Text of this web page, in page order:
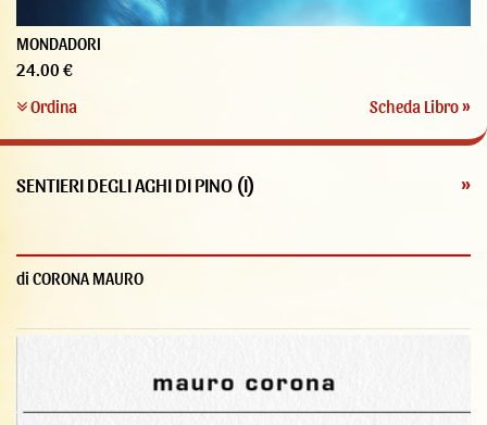
MONDADORI
24.00 €
Ordina
Scheda Libro »
SENTIERI DEGLI AGHI DI PINO (I) »
di CORONA MAURO